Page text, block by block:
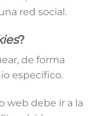
red social.
?
de forma
específico.
web debe ir a la